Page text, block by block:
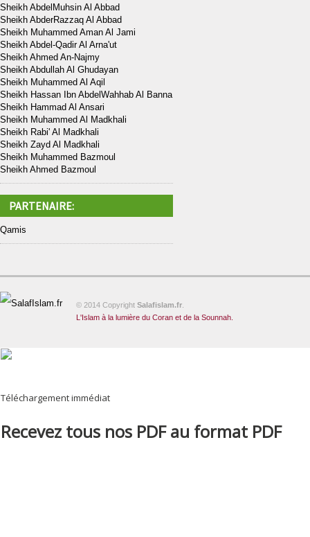
Sheikh AbdelMuhsin Al Abbad
Sheikh AbderRazzaq Al Abbad
Sheikh Muhammed Aman Al Jami
Sheikh Abdel-Qadir Al Arna'ut
Sheikh Ahmed An-Najmy
Sheikh Abdullah Al Ghudayan
Sheikh Muhammed Al Aqil
Sheikh Hassan Ibn AbdelWahhab Al Banna
Sheikh Hammad Al Ansari
Sheikh Muhammed Al Madkhali
Sheikh Rabi' Al Madkhali
Sheikh Zayd Al Madkhali
Sheikh Muhammed Bazmoul
Sheikh Ahmed Bazmoul
PARTENAIRE:
Qamis
© 2014 Copyright Salafislam.fr
L'Islam à la lumière du Coran et de la Sounnah.
Téléchargement immédiat
Recevez tous nos PDF au format PDF